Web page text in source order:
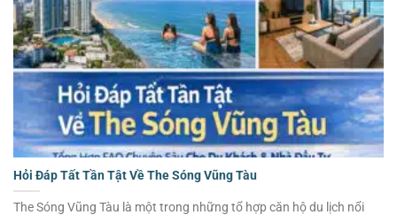
Hỏi Đáp Tất Tần Tật Về The Sóng Vũng Tàu
The Sóng Vũng Tàu là một trong những tổ hợp căn hộ du lịch nổi